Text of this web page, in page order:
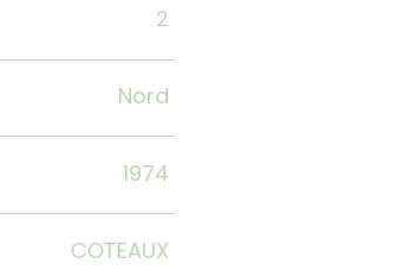
2
Nord
1974
COTEAUX